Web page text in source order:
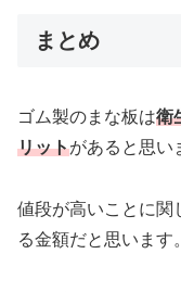
まとめ
ゴム製のまな板は衛
リットがあると思い
値段が高いことに関
る金額だと思います。